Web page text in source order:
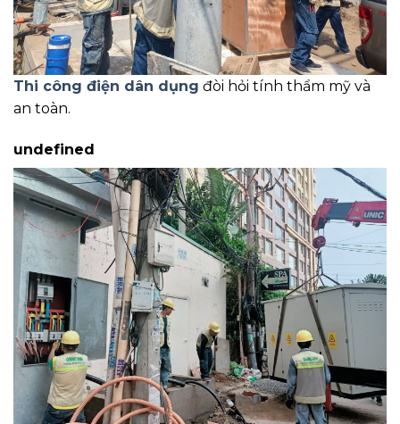
Thi công điện dân dụng đòi hỏi tính thẩm mỹ và
an toàn.
undefined